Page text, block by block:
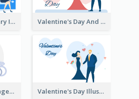
Happy Anniversary Illustration Valentine's Day And Flower Illustration
Pigeon And Engagement Illustration Valentine's Day Illustration